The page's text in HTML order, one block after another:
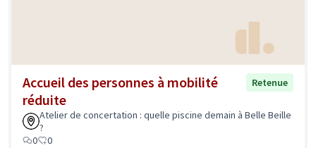
Accueil des personnes à mobilité
réduite
Retenue
Atelier de concertation : quelle piscine demain à Belle Beille
?
0
0